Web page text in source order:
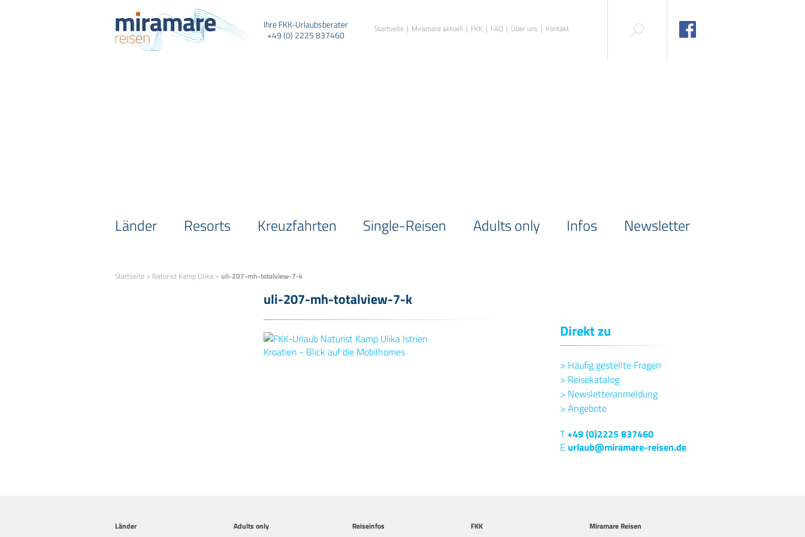
Ihre FKK-Urlaubsberater
+49 (0) 2225 837460
Startseite Miramare aktuell FKK FAQ Über uns Kontakt
Länder Resorts Kreuzfahrten Single-Reisen Adults only Infos Newsletter
Startseite > Naturist Kamp Ulika > uli-207-mh-totalview-7-k
uli-207-mh-totalview-7-k
Direkt zu
> Häufig gestellte Fragen
> Reisekatalog
> Newsletteranmeldung
> Angebote
T+49 (0)2225 837460
E urlaub@miramare-reisen.de
Länder Adults only Reiseinfos FKK Miramare Reisen